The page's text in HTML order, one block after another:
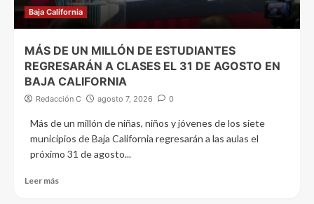
Baja California
MÁS DE UN MILLÓN DE ESTUDIANTES
REGRESARÁN A CLASES EL 31 DE AGOSTO EN
BAJA CALIFORNIA
Redacción C agosto 7, 2026 0
Más de un millón de niñas, niños y jóvenes de los siete
municipios de Baja California regresarán a las aulas el
próximo 31 de agosto...
Leer más